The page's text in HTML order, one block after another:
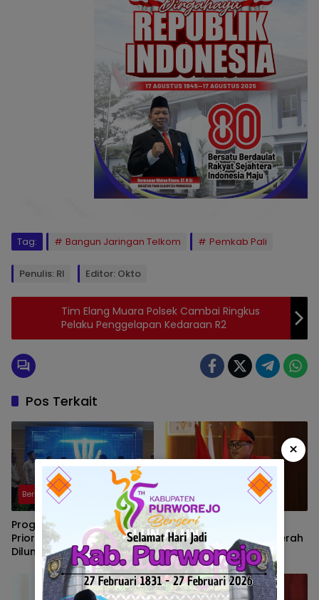
Tag: Bangun Jaringan Telkom Pemkab Pali
Penulis: Rl Editor: Okto
Tim Elang Muara Polsek Cambai Ringkus
Pelaku Penggelapan Kedaraan R2
Pos Terkait
Berita
Program Strategi Sistem
Prioritas Jalan Mantap
Diluncurkan, Wabup
Brebes Jelaskan
Tujuannya
Berita
GMNI Sumsel Soroti
Meningkatnya Zona Merah
Karhutla, Desak
Pemerintah Perkuat
Mitigasi dan Penegakan
Hukum
×